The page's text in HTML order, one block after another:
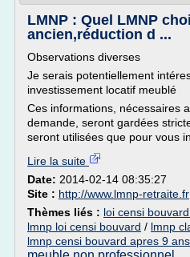
LMNP : Quel LMNP
ancien,réduction d ...
Observations diverses
Je serais potentiellement
investissement locatif meublé
Ces informations, nécessaires
demande, seront gardées
seront utilisées que pour vous
Lire la suite
Date: 2014-02-14 08:35:27
Site : http://www.lmnp-retraite.fr
Thèmes liés : loi censi
lmnp loi censi bouvard / lmnp
lmnp censi bouvard apres 9 ans